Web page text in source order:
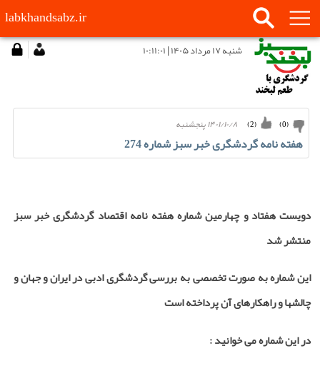
labkhandsabz.ir
شنبه ۱۷ مرداد ۱۴۰۵ | ۱۰:۱۱:۰۱
۱۴۰۱/۱۰/۸ پنجشنبه (
2
) (
0
)
هفته نامه گردشگری خبر سبز شماره 274
دویست هفتاد و چهارمین شماره هفته نامه اقتصاد گردشگری خبر سبز
منتشر شد
این شماره به صورت تخصصی به بررسی گردشگری ادبی در ایران و جهان و
چالشها و راهکارهای آن پرداخته است
در این شماره می خوانید :